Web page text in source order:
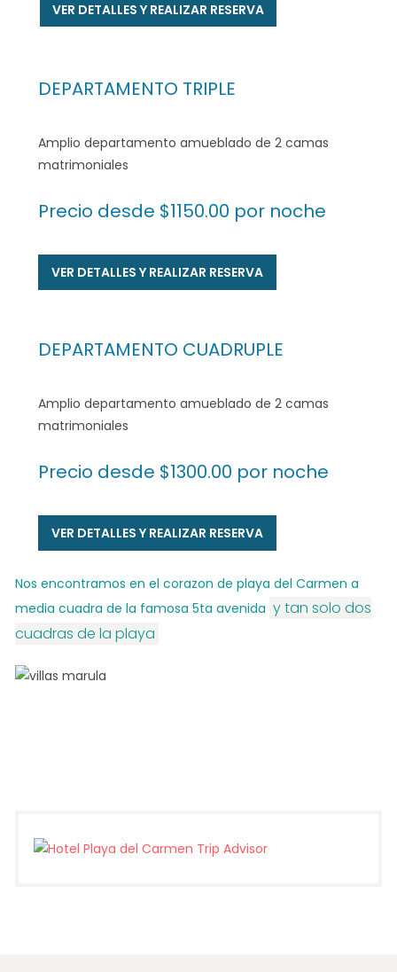
VER DETALLES Y REALIZAR RESERVA
DEPARTAMENTO TRIPLE
Amplio departamento amueblado de 2 camas
matrimoniales
Precio desde $1150.00 por noche
VER DETALLES Y REALIZAR RESERVA
DEPARTAMENTO CUADRUPLE
Amplio departamento amueblado de 2 camas
matrimoniales
Precio desde $1300.00 por noche
VER DETALLES Y REALIZAR RESERVA
Nos encontramos en el corazon de playa del Carmen a
media cuadra de la famosa 5ta avenida y tan solo dos
cuadras de la playa